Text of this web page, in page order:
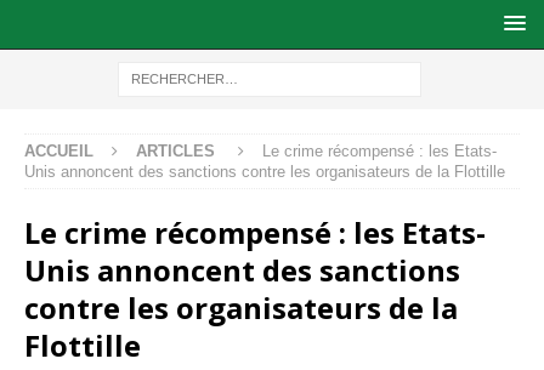
ACCUEIL ARTICLES
Le crime récompensé : les Etats-
Unis annoncent des sanctions contre les organisateurs de la Flottille
Le crime récompensé : les Etats-
Unis annoncent des sanctions
contre les organisateurs de la
Flottille